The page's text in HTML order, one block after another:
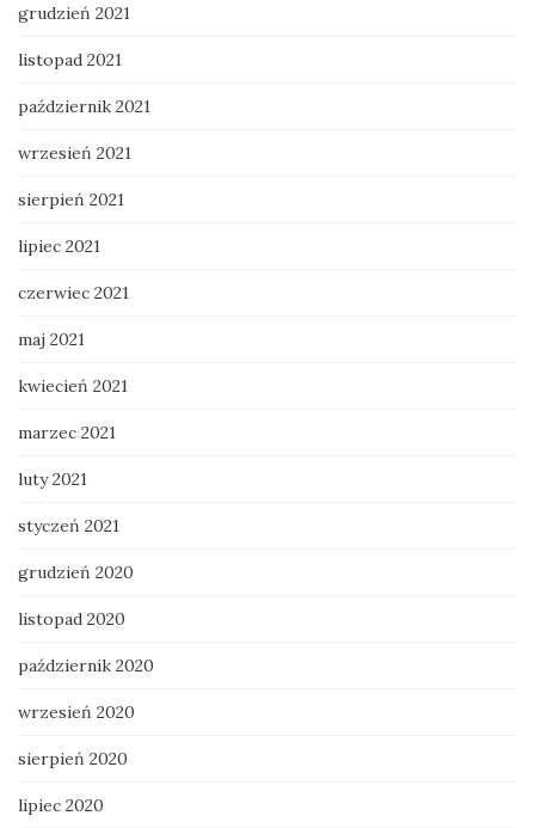
grudzień 2021
listopad 2021
październik 2021
wrzesień 2021
sierpień 2021
lipiec 2021
czerwiec 2021
maj 2021
kwiecień 2021
marzec 2021
luty 2021
styczeń 2021
grudzień 2020
listopad 2020
październik 2020
wrzesień 2020
sierpień 2020
lipiec 2020